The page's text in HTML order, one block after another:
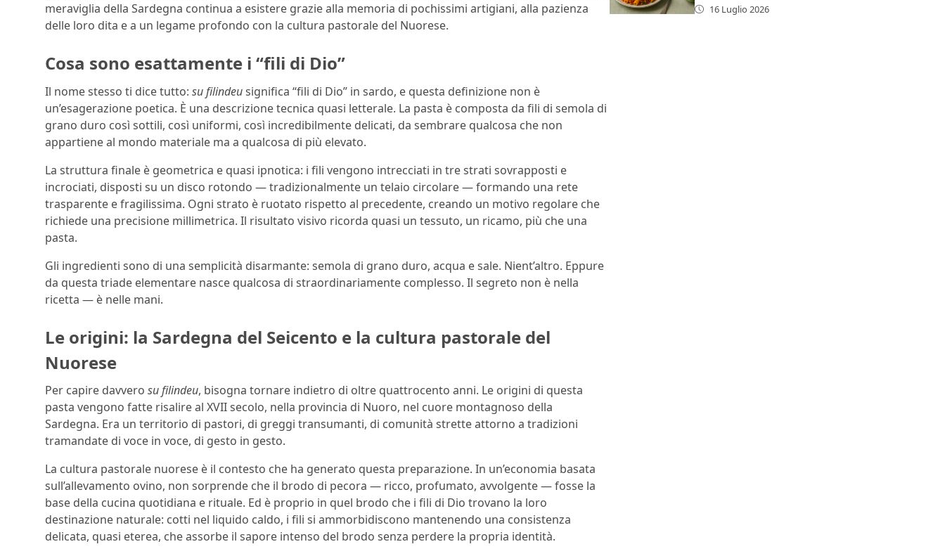
meraviglia della Sardegna continua a esistere grazie alla memoria di pochissimi artigiani, alla pazienza
delle loro dita e a un legame profondo con la cultura pastorale del Nuorese.
Cosa sono esattamente i “fili di Dio”
Il nome stesso ti dice tutto: su filindeusignifica “fili di Dio” in sardo, e questa definizione non è
un’esagerazione poetica. È una descrizione tecnica quasi letterale. La pasta è composta da fili di semola di
grano duro così sottili, così uniformi, così incredibilmente delicati, da sembrare qualcosa che non
appartiene al mondo materiale ma a qualcosa di più elevato.
La struttura finale è geometrica e quasi ipnotica: i fili vengono intrecciati in tre strati sovrapposti e
incrociati, disposti su un disco rotondo — tradizionalmente un telaio circolare — formando una rete
trasparente e fragilissima. Ogni strato è ruotato rispetto al precedente, creando un motivo regolare che
richiede una precisione millimetrica. Il risultato visivo ricorda quasi un tessuto, un ricamo, più che una
pasta.
Gli ingredienti sono di una semplicità disarmante: semola di grano duro, acqua e sale. Nient’altro. Eppure
da questa triade elementare nasce qualcosa di straordinariamente complesso. Il segreto non è nella
ricetta — è nelle mani.
Le origini: la Sardegna del Seicento e la cultura pastorale del
Nuorese
Per capire davvero su filindeu, bisogna tornare indietro di oltre quattrocento anni. Le origini di questa
pasta vengono fatte risalire al XVII secolo, nella provincia di Nuoro, nel cuore montagnoso della
Sardegna. Era un territorio di pastori, di greggi transumanti, di comunità strette attorno a tradizioni
tramandate di voce in voce, di gesto in gesto.
La cultura pastorale nuorese è il contesto che ha generato questa preparazione. In un’economia basata
sull’allevamento ovino, non sorprende che il brodo di pecora — ricco, profumato, avvolgente — fosse la
base della cucina quotidiana e rituale. Ed è proprio in quel brodo che i fili di Dio trovano la loro
destinazione naturale: cotti nel liquido caldo, i fili si ammorbidiscono mantenendo una consistenza
delicata, quasi eterea, che assorbe il sapore intenso del brodo senza perdere la propria identità.
16 Luglio 2026